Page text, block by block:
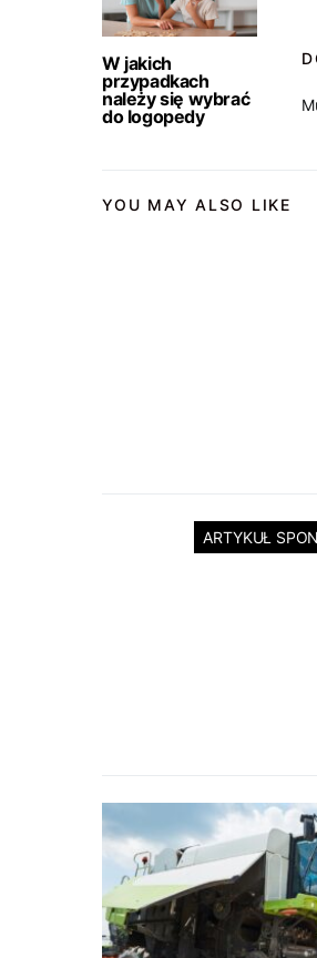
W jakich
przypadkach
należy się wybrać
do logopedy
YOU MAY ALSO LIKE
ARTYKUŁ